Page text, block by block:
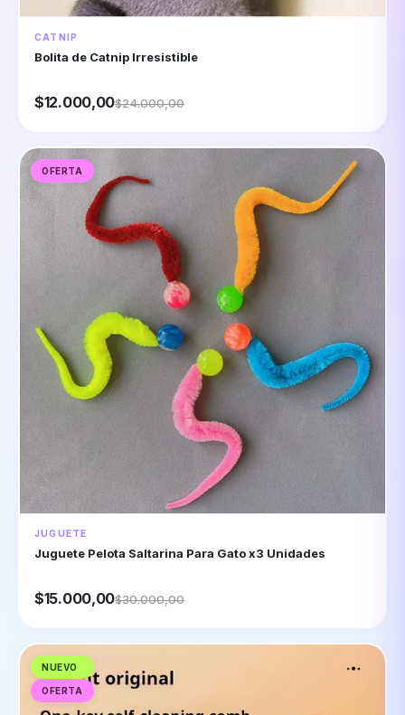
CATNIP
Bolita de Catnip Irresistible
$12.000,00$24.000,00
OFERTA
JUGUETE
Juguete Pelota Saltarina Para Gato x3 Unidades
$15.000,00$30.000,00
NUEVO
OFERTA